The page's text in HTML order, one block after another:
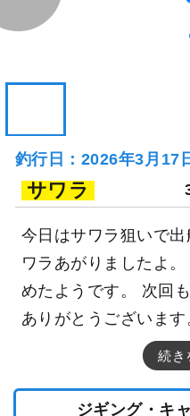
釣行日：2026年3月17
サワラ
今日はサワラ狙いで
ワラあがりましたよ
めたようです。 次回
ありがとうございます
続き
ジギング・キ